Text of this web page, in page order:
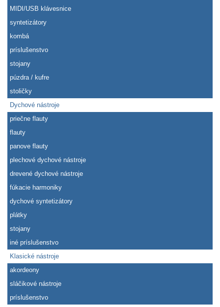
MIDI/USB klávesnice
syntetizátory
kombá
príslušenstvo
stojany
púzdra / kufre
stoličky
Dychové nástroje
priečne flauty
flauty
panove flauty
plechové dychové nástroje
drevené dychové nástroje
fúkacie harmoniky
dychové syntetizátory
plátky
stojany
iné príslušenstvo
Klasické nástroje
akordeony
sláčikové nástroje
príslušenstvo